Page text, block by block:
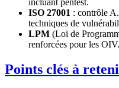
incluant pentest.
ISO 27001 : contrôle
techniques de
LPM (Loi de
renforcées pour les OIV.
Points clés à